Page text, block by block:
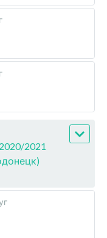
2021